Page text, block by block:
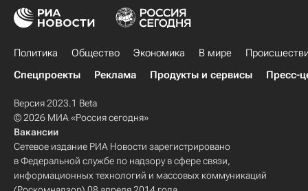
Политика Общество Экономика В мире
Спецпроекты
Реклама Продукты и сервисы Пресс-
Версия 2023.1 Beta
© 2026 МИА «Россия сегодня»
Вакансии
Сетевое издание РИА Новости зарегистрировано
в Федеральной службе по надзору в сфере связи,
информационных технологий и массовых коммуникаций